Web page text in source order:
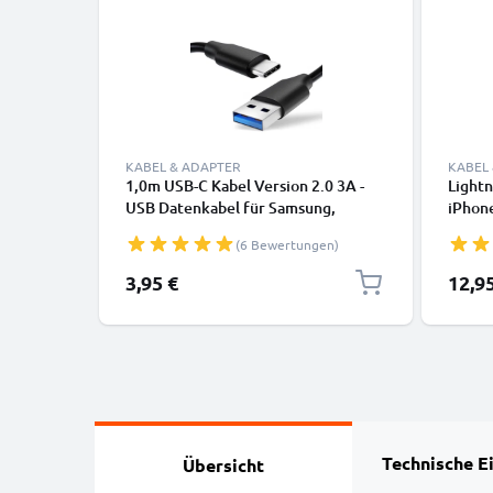
KABEL & ADAPTER
1,0m USB-C Kabel Version 2.0 3A -
USB Datenkabel für Samsung,
Canon, Panasonic Lumix, Sony,
GoPro uvm PVC schwarz
(6 Bewertungen)
3,95 €
KABEL
Übersicht Technische